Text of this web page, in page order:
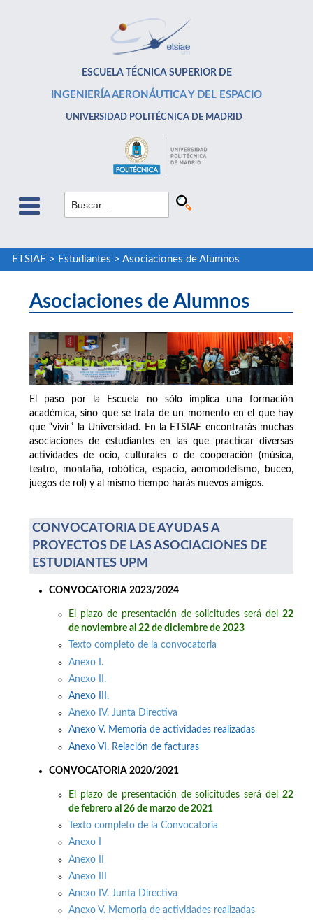
ESCUELA TÉCNICA SUPERIOR DE
INGENIERÍA AERONÁUTICA Y DEL ESPACIO
UNIVERSIDAD POLITÉCNICA DE MADRID
ETSIAE > Estudiantes > Asociaciones de Alumnos
Asociaciones de Alumnos
El paso por la Escuela no sólo implica una formación
académica, sino que se trata de un momento en el que hay
que “vivir” la Universidad. En la ETSIAE encontrarás muchas
asociaciones de estudiantes en las que practicar diversas
actividades de ocio, culturales o de cooperación (música,
teatro, montaña, robótica, espacio, aeromodelismo, buceo,
juegos de rol) y al mismo tiempo harás nuevos amigos.
CONVOCATORIA DE AYUDAS A
PROYECTOS DE LAS ASOCIACIONES DE
ESTUDIANTES UPM
CONVOCATORIA 2023/2024
El plazo de presentación de solicitudes será del 22
de noviembre al 22 de diciembre de 2023
Texto completo de la convocatoria
Anexo I.
Anexo II.
Anexo III.
Anexo IV. Junta Directiva
Anexo V. Memoria de actividades realizadas
Anexo VI. Relación de facturas
CONVOCATORIA 2020/2021
El plazo de presentación de solicitudes será del 22
de febrero al 26 de marzo de 2021
Texto completo de la Convocatoria
Anexo I
Anexo II
Anexo III
Anexo IV. Junta Directiva
Anexo V. Memoria de actividades realizadas